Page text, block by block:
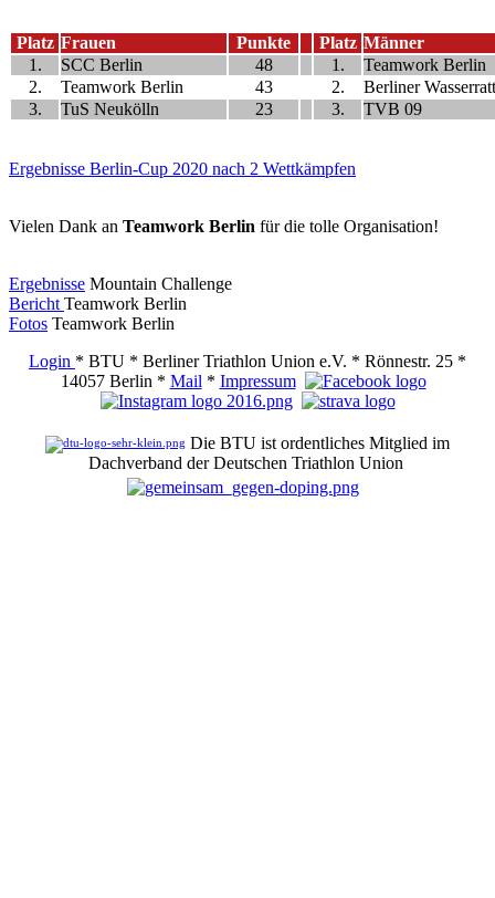
Platz Frauen Punkte Platz Männer
1.
SCC Berlin 48 1.
Teamwork Berlin
2.
Teamwork Berlin 43 2.
Berliner
3.
TuS Neukölln 23 3. TVB 09
Ergebnisse Berlin-Cup 2020 nach 2 Wettkämpfen
Vielen Dank an Teamwork Berlin für die tolle Organisation!
Ergebnisse Mountain Challenge
Bericht Teamwork Berlin
Fotos Teamwork Berlin
Login * BTU * Berliner Triathlon Union e.V. * Rönnestr. 25 *
14057 Berlin * Mail * Impressum
Die BTU ist ordentliches Mitglied im
Dachverband der Deutschen Triathlon Union